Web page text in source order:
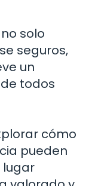
solo
seguros,
un
todos
cómo
pueden
lugar